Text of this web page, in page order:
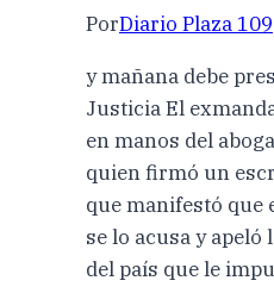
PorDiario Plaza 109
y mañana debe
Justicia El
en manos del
quien firmó un
que manifestó que
se lo acusa y
del país que le